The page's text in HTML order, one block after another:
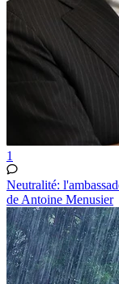
1
Neutralité:
de Antoine Menusier